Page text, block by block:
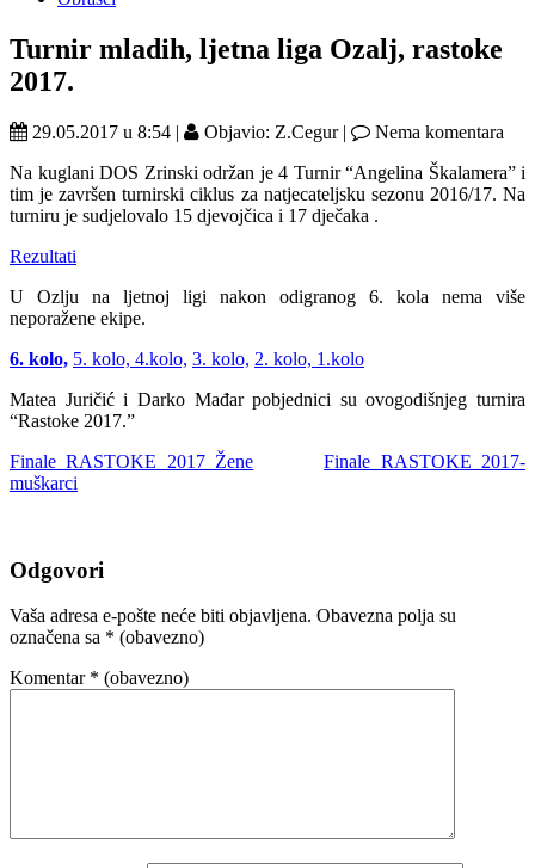
Turnir mladih, ljetna liga Ozalj, rastoke
2017.
29.05.2017 u 8:54 | Objavio: Z.Cegur |
Nema komentara
Na kuglani DOS Zrinski održan je 4 Turnir “Angelina Škalamera” i
tim je završen turnirski ciklus za natjecateljsku sezonu 2016/17. Na
turniru je sudjelovalo 15 djevojčica i 17 dječaka .
Rezultati
U Ozlju na ljetnoj ligi nakon odigranog 6. kola nema više
neporažene ekipe.
6. kolo, 5. kolo, 4.kolo, 3. kolo, 2. kolo, 1.kolo
Matea Juričić i Darko Mađar pobjednici su ovogodišnjeg turnira
“Rastoke 2017.”
Finale RASTOKE 2017 Žene
Finale RASTOKE 2017-
muškarci
Odgovori
Vaša adresa e-pošte neće biti objavljena. Obavezna polja su
označena sa * (obavezno)
Komentar * (obavezno)